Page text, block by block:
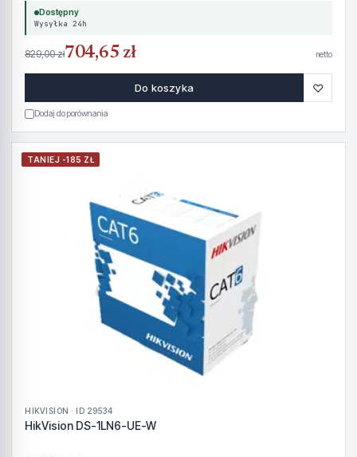
Dostępny
Wysyłka 24h
829,00 zł704,65 zł netto
Do koszyka ♡
Dodaj do porównania
TANIEJ -185 ZŁ
HIKVISION · ID 29534
HikVision DS-1LN6-UE-W